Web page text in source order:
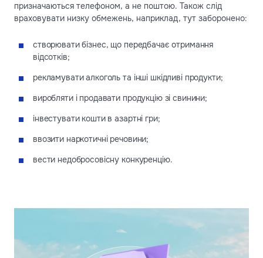
призначаються телефоном, а не поштою. Також слід
враховувати низку обмежень, наприклад, тут заборонено:
створювати бізнес, що передбачає отримання
відсотків;
рекламувати алкоголь та інші шкідливі продукти;
виробляти і продавати продукцію зі свинини;
інвестувати кошти в азартні гри;
ввозити наркотичні речовини;
вести недобросовісну конкуренцію.